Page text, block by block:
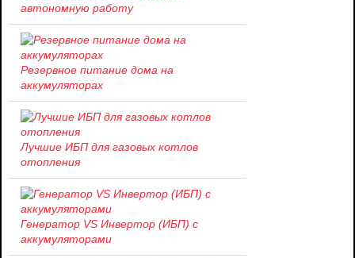
автономную работу
Резервное питание дома на
аккумуляторах
Лучшие ИБП для газовых котлов
отопления
Генератор VS Инвертор (ИБП) с
аккумуляторами